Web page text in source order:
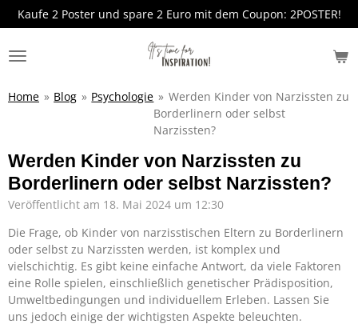
Zum
Hauptinhalt
springen
Kaufe 2 Poster und spare 2 Euro mit dem Coupon: 2POSTER!
Home » Blog » Psychologie » Werden Kinder von Narzissten zu
Borderlinern oder selbst
Narzissten?
Werden Kinder von Narzissten zu
Borderlinern oder selbst Narzissten?
Veröffentlicht am 18. Mai 2024 um 12:30
Die Frage, ob Kinder von narzisstischen Eltern zu Borderlinern
oder selbst zu Narzissten werden, ist komplex und
vielschichtig. Es gibt keine einfache Antwort, da viele Faktoren
eine Rolle spielen, einschließlich genetischer Prädisposition,
Umweltbedingungen und individuellem Erleben. Lassen Sie
uns jedoch einige der wichtigsten Aspekte beleuchten.